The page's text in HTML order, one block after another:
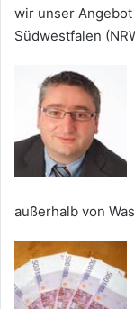
wir unser
Südwestfalen
außerhalb von